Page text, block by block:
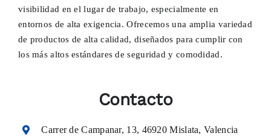
visibilidad en el lugar de trabajo, especialmente en
entornos de alta exigencia. Ofrecemos una amplia variedad
de productos de alta calidad, diseñados para cumplir con
los más altos estándares de seguridad y comodidad.
Contacto
Carrer de Campanar, 13, 46920 Mislata, Valencia